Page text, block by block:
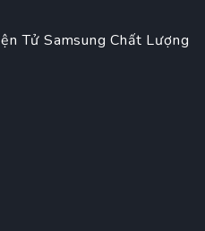
Tử Samsung Chất Lượng